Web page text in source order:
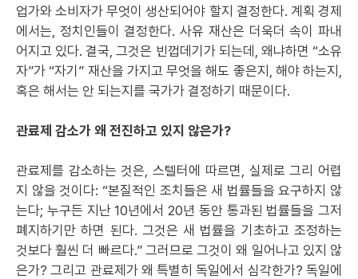
업가와 소비자가 무엇이 생산되어야 할지 결정한다. 계획 경제
에서는, 정치인들이 결정한다. 사유 재산은 더욱더 속이 파내
어지고 있다. 결국, 그것은 빈껍데기가 되는데, 왜냐하면 “소유
자”가 “자기” 재산을 가지고 무엇을 해도 좋은지, 해야 하는지,
혹은 해서는 안 되는지를 국가가 결정하기 때문이다.
관료제 감소가 왜 전진하고 있지 않은가?
관료제를 감소하는 것은, 스텔터에 따르면, 실제로 그리 어렵
지 않을 것이다: “본질적인 조치들은 새 법률들을 요구하지 않
는다; 누구든 지난 10년에서 20년 동안 통과된 법률들을 그저
폐지하기만 하면 된다. 그것은 새 법률을 기초하고 조정하는
것보다 훨씬 더 빠르다.” 그러므로 그것이 왜 일어나고 있지 않
은가? 그리고 관료제가 왜 특별히 독일에서 심각한가? 독일에